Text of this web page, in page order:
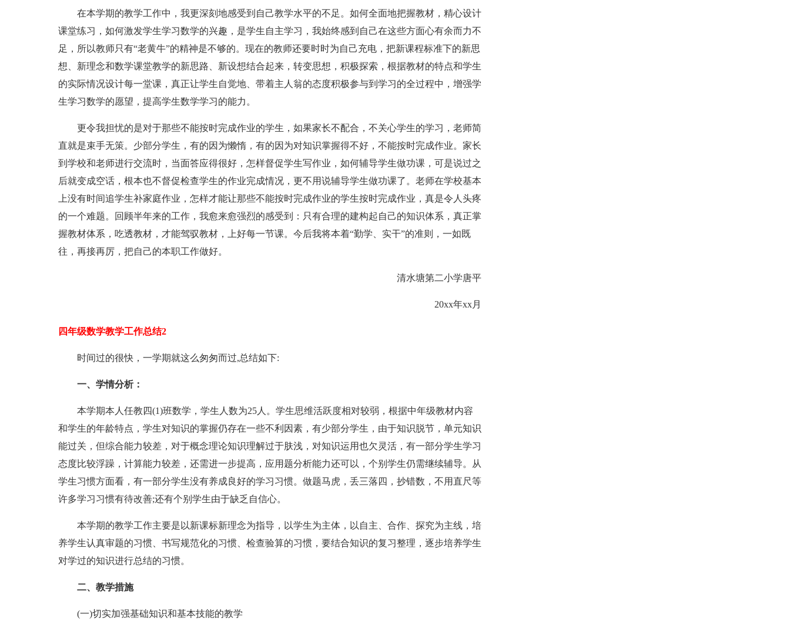
在本学期的教学工作中，我更深刻地感受到自己教学水平的不足。如何全面地把握教材，精心设计
课堂练习，如何激发学生学习数学的兴趣，是学生自主学习，我始终感到自己在这些方面心有余而力不
足，所以教师只有“老黄牛”的精神是不够的。现在的教师还要时时为自己充电，把新课程标准下的新思
想、新理念和数学课堂教学的新思路、新设想结合起来，转变思想，积极探索，根据教材的特点和学生
的实际情况设计每一堂课，真正让学生自觉地、带着主人翁的态度积极参与到学习的全过程中，增强学
生学习数学的愿望，提高学生数学学习的能力。
更令我担忧的是对于那些不能按时完成作业的学生，如果家长不配合，不关心学生的学习，老师简
直就是束手无策。少部分学生，有的因为懒惰，有的因为对知识掌握得不好，不能按时完成作业。家长
到学校和老师进行交流时，当面答应得很好，怎样督促学生写作业，如何辅导学生做功课，可是说过之
后就变成空话，根本也不督促检查学生的作业完成情况，更不用说辅导学生做功课了。老师在学校基本
上没有时间追学生补家庭作业，怎样才能让那些不能按时完成作业的学生按时完成作业，真是令人头疼
的一个难题。回顾半年来的工作，我愈来愈强烈的感受到：只有合理的建构起自己的知识体系，真正掌
握教材体系，吃透教材，才能驾驭教材，上好每一节课。今后我将本着“勤学、实干”的准则，一如既
往，再接再厉，把自己的本职工作做好。
清水塘第二小学唐平
20xx年xx月
四年级数学教学工作总结2
时间过的很快，一学期就这么匆匆而过,总结如下:
一、学情分析：
本学期本人任教四(1)班数学，学生人数为25人。学生思维活跃度相对较弱，根据中年级教材内容
和学生的年龄特点，学生对知识的掌握仍存在一些不利因素，有少部分学生，由于知识脱节，单元知识
能过关，但综合能力较差，对于概念理论知识理解过于肤浅，对知识运用也欠灵活，有一部分学生学习
态度比较浮躁，计算能力较差，还需进一步提高，应用题分析能力还可以，个别学生仍需继续辅导。从
学生习惯方面看，有一部分学生没有养成良好的学习习惯。做题马虎，丢三落四，抄错数，不用直尺等
许多学习习惯有待改善;还有个别学生由于缺乏自信心。
本学期的教学工作主要是以新课标新理念为指导，以学生为主体，以自主、合作、探究为主线，培
养学生认真审题的习惯、书写规范化的习惯、检查验算的习惯，要结合知识的复习整理，逐步培养学生
对学过的知识进行总结的习惯。
二、教学措施
(一)切实加强基础知识和基本技能的教学